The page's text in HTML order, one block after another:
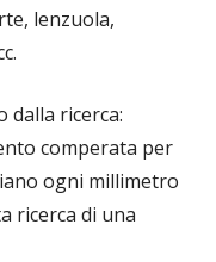
lenzuola,
dalla ricerca:
comperata per
ogni millimetro
ricerca di una